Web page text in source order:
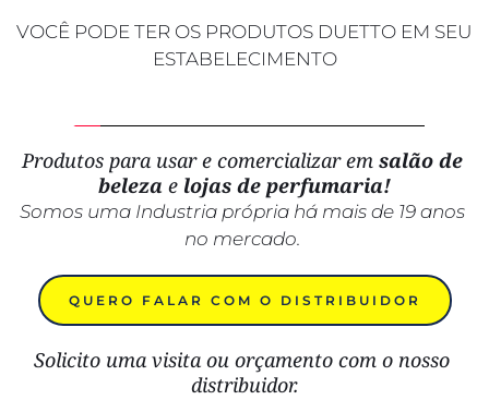
VOCÊ PODE TER OS PRODUTOS DUETTO EM SEU
ESTABELECIMENTO
Produtos para usar e comercializar em salão de
beleza e lojas de perfumaria!
Somos uma Industria própria há mais de 19 anos
no mercado.
QUERO FALAR COM O DISTRIBUIDOR
Solicito uma visita ou orçamento com o nosso
distribuidor.